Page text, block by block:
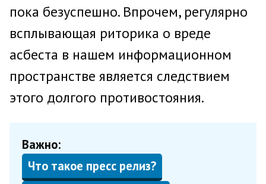
пока безуспешно. Впрочем, регулярно
всплывающая риторика о вреде
асбеста в нашем информационном
пространстве является следствием
этого долгого противостояния.
Важно:
Что такое пресс релиз?